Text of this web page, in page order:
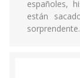
españoles,
están
sorprendente.